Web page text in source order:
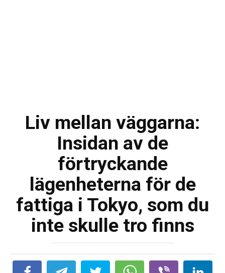
Liv mellan väggarna:
Insidan av de
förtryckande
lägenheterna för de
fattiga i Tokyo, som du
inte skulle tro finns